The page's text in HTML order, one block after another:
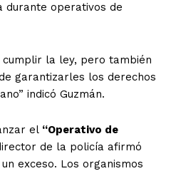
durante operativos de
cumplir la ley, pero también
garantizarles los derechos
indicó Guzmán.
el “Operativo de
de la policía afirmó
exceso. Los organismos